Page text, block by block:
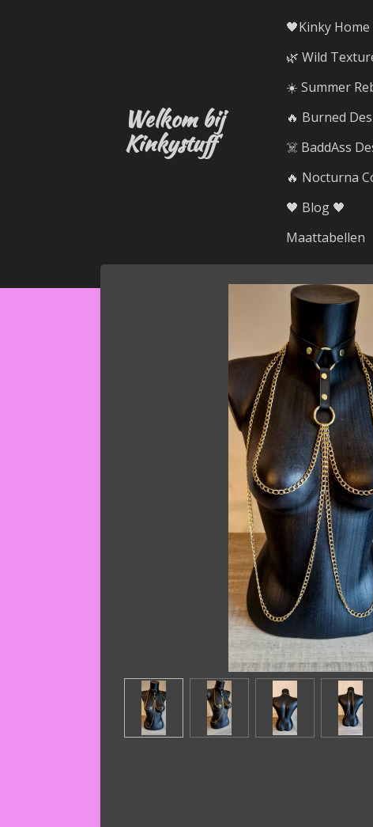
Welkom bij
Kinkystuff
🖤Kinky
🌿 Wild
☀️ Summer
🔥 Burned
☠️ BaddAss
🔥 Nocturna
🖤 Blog 🖤
Maattabellen